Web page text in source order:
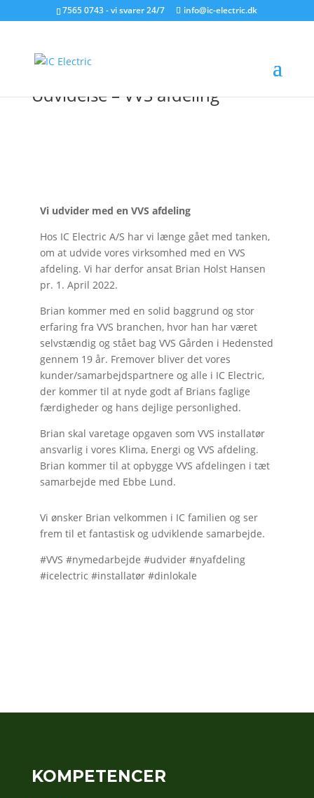
7565 0743 - vi svarer 24/7 info@ic-electric.dk
Udvidelse – VVS afdeling
Vi udvider med en VVS afdeling
Hos IC Electric A/S har vi længe gået med tanken,
om at udvide vores virksomhed med en VVS
afdeling. Vi har derfor ansat Brian Holst Hansen
pr. 1. April 2022.
Brian kommer med en solid baggrund og stor
erfaring fra VVS branchen, hvor han har været
selvstændig og stået bag VVS Gården i Hedensted
gennem 19 år. Fremover bliver det vores
kunder/samarbejdspartnere og alle i IC Electric,
der kommer til at nyde godt af Brians faglige
færdigheder og hans dejlige personlighed.
Brian skal varetage opgaven som VVS installatør
ansvarlig i vores Klima, Energi og VVS afdeling.
Brian kommer til at opbygge VVS afdelingen i tæt
samarbejde med Ebbe Lund.
Vi ønsker Brian velkommen i IC familien og ser
frem til et fantastisk og udviklende samarbejde.
#VVS #nymedarbejde #udvider #nyafdeling
#icelectric #installatør #dinlokale
KOMPETENCER